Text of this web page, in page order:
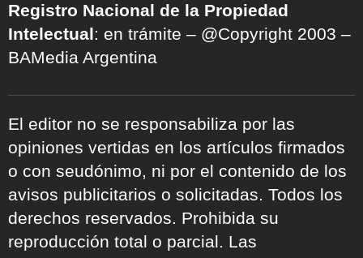
Registro Nacional de la Propiedad
Intelectual: en trámite – @Copyright 2003 –
BAMedia Argentina
El editor no se responsabiliza por las
opiniones vertidas en los artículos firmados
o con seudónimo, ni por el contenido de los
avisos publicitarios o solicitadas. Todos los
derechos reservados. Prohibida su
reproducción total o parcial. Las